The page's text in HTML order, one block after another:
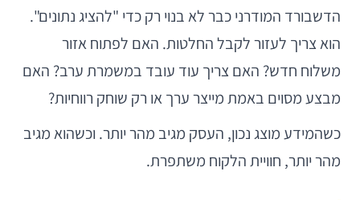
הדשבורד המודרני כבר לא בנוי רק כדי "להציג נתונים".
הוא צריך לעזור לקבל החלטות. האם לפתוח אזור
משלוח חדש? האם צריך עוד עובד במשמרת ערב? האם
מבצע מסוים באמת מייצר ערך או רק שוחק רווחיות?
כשהמידע מוצג נכון, העסק מגיב מהר יותר. וכשהוא מגיב
מהר יותר, חוויית הלקוח משתפרת.